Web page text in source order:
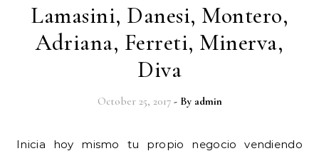
Lamasini, Danesi, Montero,
Adriana, Ferreti, Minerva,
Diva
October 25, 2017 - By admin
Inicia hoy mismo tu propio negocio vendiendo